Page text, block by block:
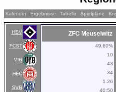
Kalender Ergebnisse Tabelle Spielpläne
HSV
FCST
VfB
HFC
SVB
ZFC Meuselwitz
49,60%
10
43
34
1.26
40:50